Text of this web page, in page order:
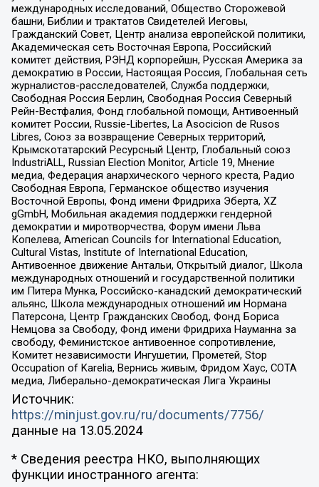
международных исследований, Общество Сторожевой
башни, Библии и трактатов Свидетелей Иеговы,
Гражданский Совет, Центр анализа европейской политики,
Академическая сеть Восточная Европа, Российский
комитет действия, РЭНД корпорейшн, Русская Америка за
демократию в России, Настоящая Россия, Глобальная сеть
журналистов-расследователей, Служба поддержки,
Свободная Россия Берлин, Свободная Россия Северный
Рейн-Вестфалия, Фонд глобальной помощи, Антивоенный
комитет России, Russie-Libertes, La Asocicion de Rusos
Libres, Союз за возвращение Северных территорий,
Крымскотатарский Ресурсный Центр, Глобальный союз
IndustriALL, Russian Election Monitor, Article 19, Мнение
медиа, Федерация анархического черного креста, Радио
Свободная Европа, Германское общество изучения
Восточной Европы, Фонд имени Фридриха Эберта, XZ
gGmbH, Мобильная академия поддержки гендерной
демократии и миротворчества, Форум имени Льва
Копелева, American Councils for International Education,
Cultural Vistas, Institute of International Education,
Антивоенное движение Антальи, Открытый диалог, Школа
международных отношений и государственной политики
им Питера Мунка, Российско-канадский демократический
альянс, Школа международных отношений им Нормана
Патерсона, Центр Гражданских Свобод, Фонд Бориса
Немцова за Свободу, Фонд имени Фридриха Науманна за
свободу, Феминистское антивоенное сопротивление,
Комитет независимости Ингушетии, Прометей, Stop
Occupation of Karelia, Вернись живым, Фридом Хаус, СОТА
медиа, Либерально-демократическая Лига Украины
Источник:
https://minjust.gov.ru/ru/documents/7756/
данные на 13.05.2024
* Сведения реестра НКО, выполняющих
функции иностранного агента: